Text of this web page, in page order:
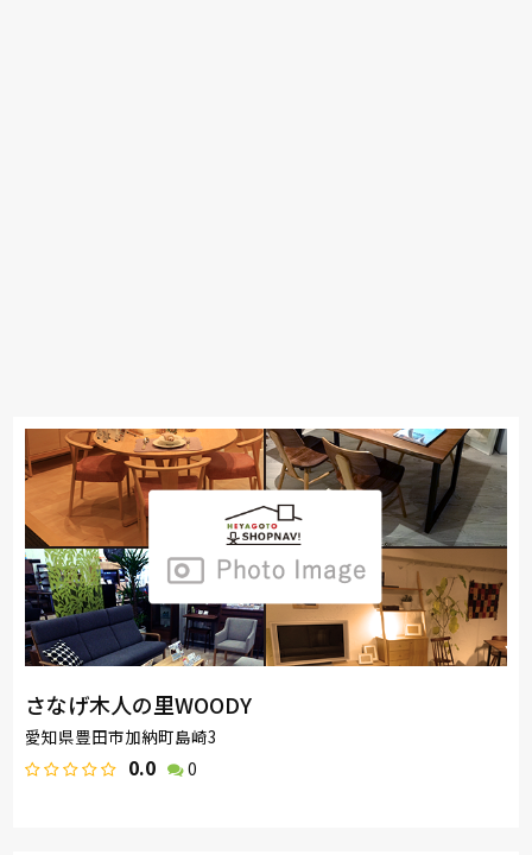
さなげ木人の里WOODY
愛知県豊田市加納町島崎3
0.0 0